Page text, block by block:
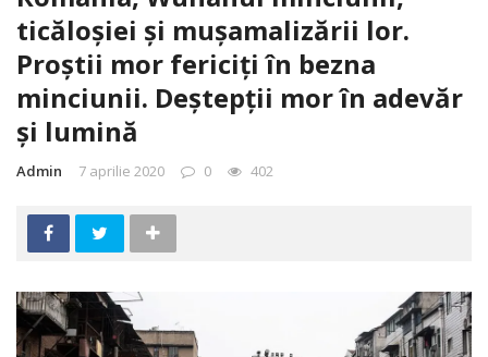
ticăloşiei şi muşamalizării lor.
Proştii mor fericiţi în bezna
minciunii. Deştepţii mor în adevăr
şi lumină
Admin 7 aprilie 2020 0 402